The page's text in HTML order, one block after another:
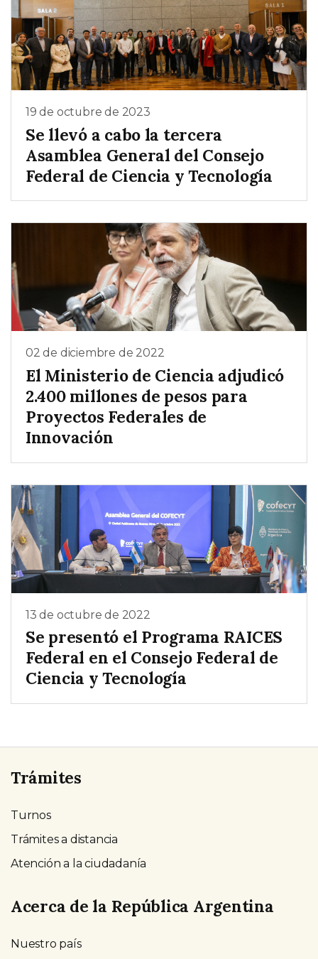
19 de octubre de 2023
Se llevó a cabo la tercera
Asamblea General del Consejo
Federal de Ciencia y Tecnología
02 de diciembre de 2022
El Ministerio de Ciencia adjudicó
2.400 millones de pesos para
Proyectos Federales de
Innovación
13 de octubre de 2022
Se presentó el Programa RAICES
Federal en el Consejo Federal de
Ciencia y Tecnología
Trámites
Turnos
Trámites a distancia
Atención a la ciudadanía
Acerca de la República Argentina
Nuestro país